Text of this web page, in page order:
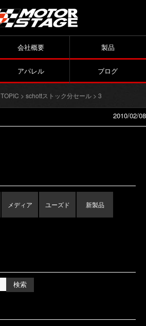
会社概要 製品
アパレル ブログ
TOPIC > schottストック分セール > 3
2010/02/08
メディア ユーズド 新製品